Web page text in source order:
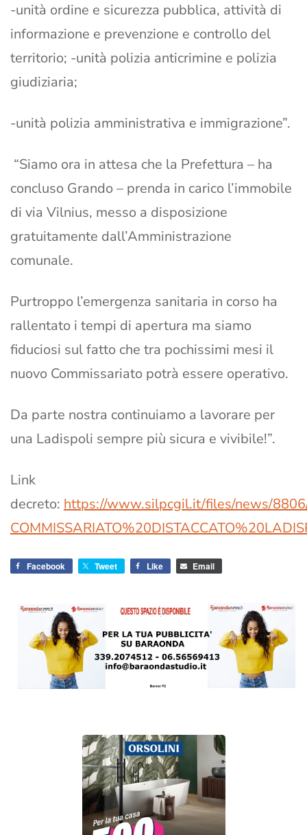
-unità ordine e sicurezza pubblica, attività di
informazione e prevenzione e controllo del
territorio; -unità polizia anticrimine e polizia
giudiziaria;
-unità polizia amministrativa e immigrazione”.
“Siamo ora in attesa che la Prefettura – ha
concluso Grando – prenda in carico l’immobile
di via Vilnius, messo a disposizione
gratuitamente dall’Amministrazione
comunale.
Purtroppo l’emergenza sanitaria in corso ha
rallentato i tempi di apertura ma siamo
fiduciosi sul fatto che tra pochissimi mesi il
nuovo Commissariato potrà essere operativo.
Da parte nostra continuiamo a lavorare per
una Ladispoli sempre più sicura e vivibile!”.
Link
decreto: https://www.silpcgil.it/files/news/8806/
Facebook Tweet Like Email